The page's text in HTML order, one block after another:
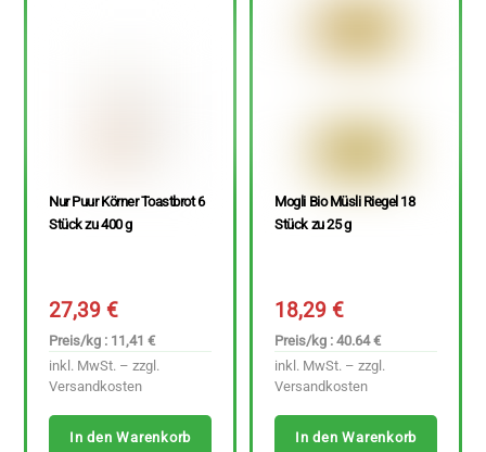
Nur Puur Körner Toastbrot 6
Stück zu 400 g
27,39€
Preis/kg : 11,41 €
inkl. MwSt. – zzgl.
Versandkosten
In den Warenkorb
Mogli Bio Müsli Riegel 18
Stück zu 25 g
18,29€
Preis/kg : 40.64 €
inkl. MwSt. – zzgl.
Versandkosten
In den Warenkorb